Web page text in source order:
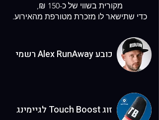
מקורית בשווי של כ-150 ₪,
כדי שתישאר לו מזכרת מטורפת מהאירוע.
כובע Alex RunAway רשמי
זוג Touch Boost לגיימינג